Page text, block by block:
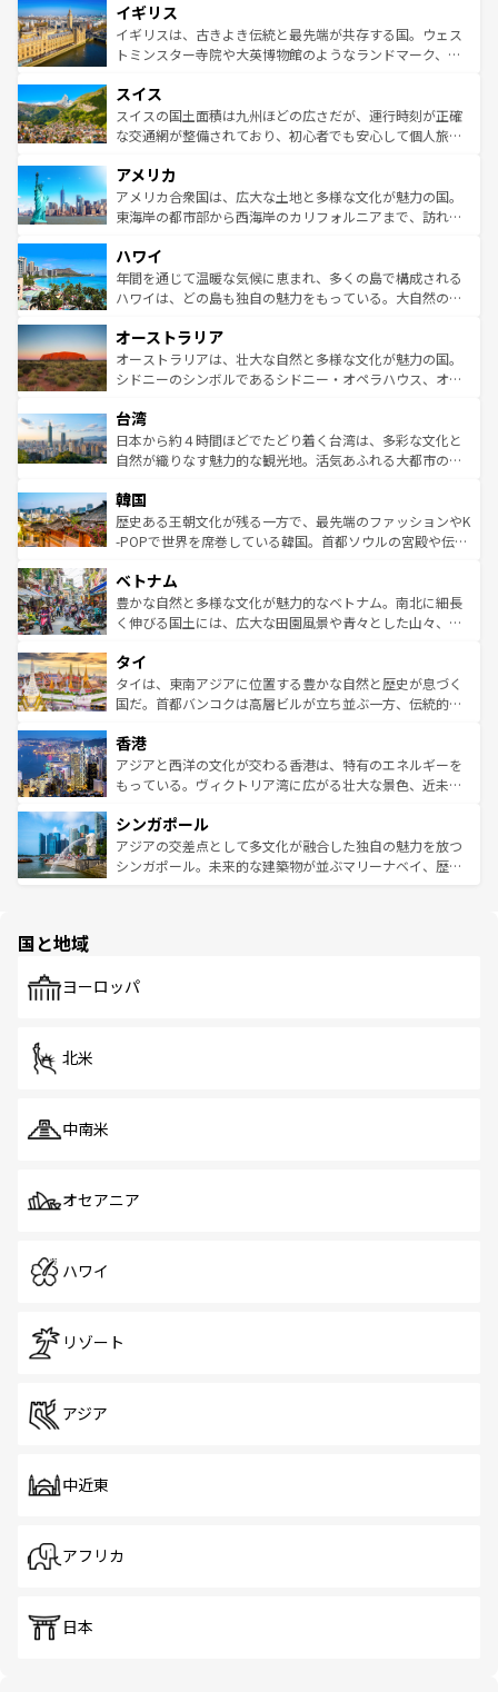
いる。シャンパンの発祥地であるランス、プロヴァンスの
香り高いラベンダー畑など、多彩な楽しみ方が可能だ。さ
らに、パリ以外の地域にも魅力が溢れており、どの街角に
れる地方に足を運ぶとそれぞれで全く異なる文化を体験で
きるだろう。 なお、新着のフランス情報はコンテンツ一覧
を参照してほしい。
顔を持つこの国は、どこを歩いても飽きることがない。ベ
ルリンの文化的活気、バイエルン州のアルプスの絶景、そ
してライン川沿いのワイン畑といった風景は必見。ビール
は、お酒好きな人にはぜひ体験してほしい。 なお、新着の
ドイツ情報はコンテンツ一覧を参照してほしい。
イギリス
イギリスは、古きよき伝統と最先端が共存する国。ウェス
トミンスター寺院や大英博物館のようなランドマーク、歴
リアごとに異なる魅力がある。また、優雅なアフタヌーン
ティー、ビール好きにはたまらない英国パブ、サッカー観
戦など、本場だからこそできる体験も豊富。イギリスを旅
ンツ一覧を参照してほしい。
スイス
スイスの国土面積は九州ほどの広さだが、運行時刻が正確
な交通網が整備されており、初心者でも安心して個人旅行
の建物がそのまま残る町や、スイスならではのユニークな
博物館もあり、アルプス観光だけでなく町歩きも満喫する
ことができる。国民の所得が高いため物価も高いが、旅行
ば市内交通費無料で観光を楽しむこともできる。 なお、新
着のスイス情報はコンテンツ一覧 を参照してほしい。
アメリカ
アメリカ合衆国は、広大な土地と多様な文化が魅力の国。
東海岸の都市部から西海岸のカリフォルニアまで、訪れる
のような巨大都市は、観光、ショッピング、エンターテイ
ンメントが詰まった刺激的なスポットだ。一方、アメリカ
西部には大自然が広がり、グランドキャニオンやイエロー
部のニューオーリンズでは、音楽と美食が融合した独特の
文化が魅力。旅行者はアメリカの各地域で異なる魅力を楽
しみながら、その多様性と豊かな歴史を感じることができ
ならではの贅沢な旅のスタイルだ。 なお、新着のアメリカ
情報はコンテンツ一覧を参照してほしい。
ハワイ
年間を通じて温暖な気候に恵まれ、多くの島で構成される
ハワイは、どの島も独自の魅力をもっている。大自然の神
ワイ島は見逃せない。また、定番の観光地といえばオアフ
島だが、静かな自然を求めるならマウイ島やカウアイ島が
おすすめ。エメラルドグリーンに輝く海をはじめ、豊かな
れるおもてなしの心で訪れる人々を迎えてくれるハワイの
人々、おいしいローカルフードやハワイアンミュージッ
ク、伝統的なフラダンスなど、すべてがハワイの魅力を彩
ワイを、存分に味わってほしい。 なお、新着のハワイ情報
はコンテンツ一覧を参照してほしい。
オーストラリア
オーストラリアは、壮大な自然と多様な文化が魅力の国。
シドニーのシンボルであるシドニー・オペラハウス、オー
リアリーフや大陸中央部にそびえるウルル（エアーズロッ
ク）、タスマニアの美しい原生林やケアンズの熱帯雨林な
ど、見どころがたくさん。また、カフェやワイン、オージ
いる。アクティビティも充実しており、サーフィンやダイ
ビング、ハイキングなど、アウトドア好きにはたまらな
い。オーストラリアの多彩な魅力を存分に味わいつくそ
参照してほしい。
台湾
日本から約４時間ほどでたどり着く台湾は、多彩な文化と
自然が織りなす魅力的な観光地。活気あふれる大都市の台
ン）、静ひつな山岳地帯である台湾東部など、都市の喧騒
と山間の静けさが共存しており、訪れる人に新しい発見と
驚きをもたらしてくれる。また、奥深い台湾の食文化も魅
容にもいいと評判のスイーツなど、バラエティ豊かな料理
が味わえる。 なお、新着の台湾情報は コンテンツ一覧を参
照してほしい。
韓国
歴史ある王朝文化が残る一方で、最先端のファッションやK
-POPで世界を席巻している韓国。首都ソウルの宮殿や伝統
き、地方に足を延ばせば四季折々の自然美を楽しむことが
できる。そして、キムチや焼肉、絶品のストリートフード
まで、さまざまな韓国料理が待っている。夜には、韓国な
リティに包まれながら、韓国の多彩な魅力を心ゆくまで味
わってみてほしい。 なお、新着の韓国情報はコンテンツ一
覧を参照してほしい。
ベトナム
豊かな自然と多様な文化が魅力的なベトナム。南北に細長
く伸びる国土には、広大な田園風景や青々とした山々、世
急速な発展と共に伝統が息づく。ハノイの古い町並みやホ
ーチミン市のフランス統治時代の建物も、独特の雰囲気を
醸し出している。また、バラエティの豊かさとおいしさで
とつ。フォーやバインミー、ベトナムコーヒーなどは、ぜ
ひ現地で味わいたい。どの地域を訪れてもあたたかい人々
が旅行者を迎えてくれるので、きっと忘れられない旅にな
参照してほしい。
タイ
タイは、東南アジアに位置する豊かな自然と歴史が息づく
国だ。首都バンコクは高層ビルが立ち並ぶ一方、伝統的な
の活気が交差している。北部ではチェンマイなどの山岳地
帯で自然と触れ合い、南部ではプーケットやクラビの美し
いビーチでリゾート気分を楽しむことができる。タイ料理
激する。気候は一年中温暖で、どの季節にも異なる楽しみ
が待っている。親しみやすいタイの人々、仏教を中心とし
た文化、そして多様な観光資源が、訪れる旅人を魅了し続
香港
アジアと西洋の文化が交わる香港は、特有のエネルギーを
もっている。ヴィクトリア湾に広がる壮大な景色、近未来
み、どこを訪れても感動するはず。観光スポットが密集し
ており、効率よく見どころを回れるのも魅力。息をのむよ
うな絶景から文化的な体験まで、香港を存分に楽しみ尽く
シンガポール
アジアの交差点として多文化が融合した独自の魅力を放つ
シンガポール。未来的な建築物が並ぶマリーナベイ、歴史
で、ホーカーズは地元の風情を楽しめる外せないスポット
国と地域
ヨーロッパ
北米
中南米
オセアニア
ハワイ
リゾート
アジア
中近東
アフリカ
日本